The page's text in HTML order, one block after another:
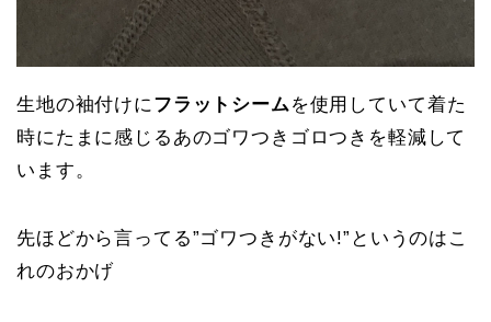
生地の袖付けにフラットシームを使用していて着た
時にたまに感じるあのゴワつきゴロつきを軽減して
います。
先ほどから言ってる”ゴワつきがない!”というのはこ
れのおかげ